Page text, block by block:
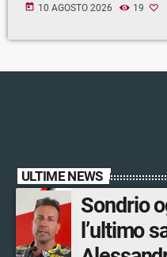
today 10 AGOSTO 2026 19
ULTIME NEWS
Sondrio
l’ultimo